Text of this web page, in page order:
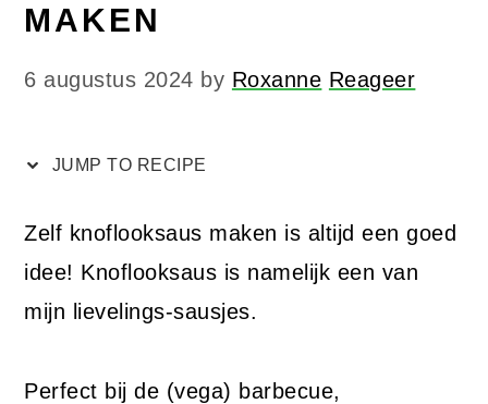
MAKEN
6 augustus 2024 by Roxanne Reageer
JUMP TO RECIPE
Zelf knoflooksaus maken is altijd een goed
idee! Knoflooksaus is namelijk een van
mijn lievelings-sausjes.
Perfect bij de (vega) barbecue,